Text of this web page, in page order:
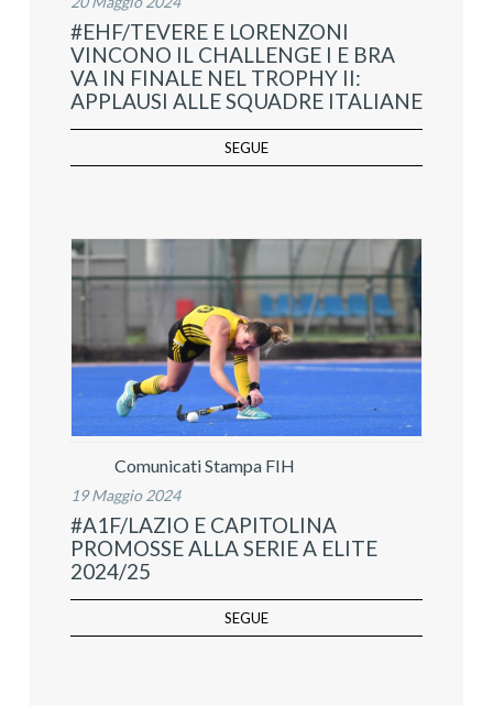
#EHF/TEVERE E LORENZONI
VINCONO IL CHALLENGE I E BRA
VA IN FINALE NEL TROPHY II:
APPLAUSI ALLE SQUADRE ITALIANE
SEGUE
Comunicati Stampa FIH
19 Maggio 2024
#A1F/LAZIO E CAPITOLINA
PROMOSSE ALLA SERIE A ELITE
2024/25
SEGUE